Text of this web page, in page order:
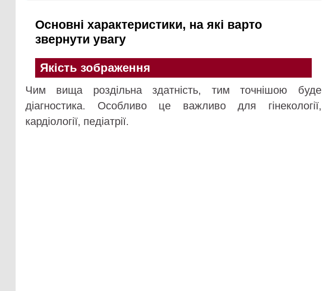
Основні характеристики, на які варто
звернути увагу
Якість зображення
Чим вища роздільна здатність, тим точнішою буде
діагностика. Особливо це важливо для гінекології,
кардіології, педіатрії.